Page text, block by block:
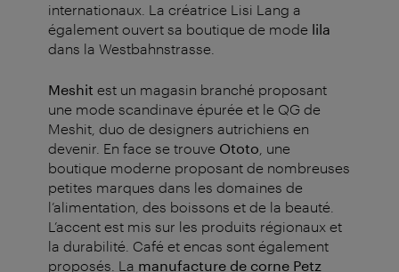
internationaux. La créatrice Lisi Lang a
également ouvert sa boutique de mode lila
dans la Westbahnstrasse.
Meshit est un magasin branché proposant
une mode scandinave épurée et le QG de
Meshit, duo de designers autrichiens en
devenir. En face se trouve Ototo , une
boutique moderne proposant de nombreuses
petites marques dans les domaines de
l’alimentation, des boissons et de la beauté.
L’accent est mis sur les produits régionaux et
la durabilité. Café et encas sont également
proposés. La manufacture de corne Petz